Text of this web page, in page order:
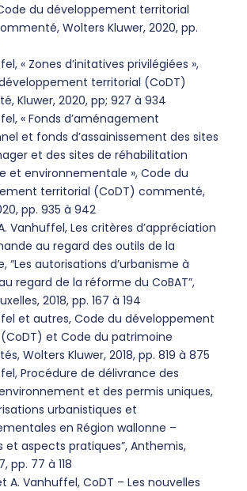
du développement territorial
Wolters Kluwer, 2020, pp.
« Zones d’initatives privilégiées »,
territorial (CoDT)
Kluwer, 2020, pp; 927 à 934
« Fonds d’aménagement
et fonds d’assainissement des sites
et des sites de réhabilitation
et environnementale », Code du
territorial (CoDT) commenté,
pp. 935 à 942
Vanhuffel, Les critères d’appréciation
au regard des outils de la
“Les autorisations d’urbanisme à
regard de la réforme du CoBAT”,
2018, pp. 167 à 194
et autres, Code du développement
et Code du patrimoine
Wolters Kluwer, 2018, pp. 819 à 875
Procédure de délivrance des
et des permis uniques,
urbanistiques et
en Région wallonne –
et aspects pratiques”, Anthemis,
pp. 77 à 118
A. Vanhuffel, CoDT – Les nouvelles